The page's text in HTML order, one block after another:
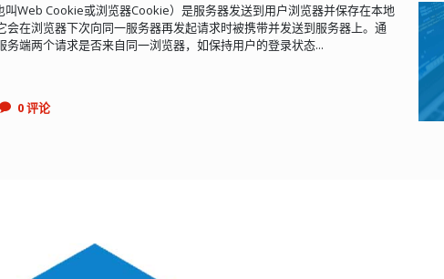
叫Web Cookie或浏览器Cookie）是服务器发送到用户浏览器并保存在本地
会在浏览器下次向同一服务器再发起请求时被携带并发送到服务器上。通
务端两个请求是否来自同一浏览器，如保持用户的登录状态...
0 评论